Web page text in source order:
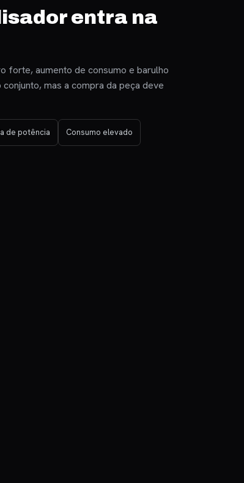
entra na
forte, aumento de consumo e barulho
mas a compra da peça deve
de potência Consumo elevado